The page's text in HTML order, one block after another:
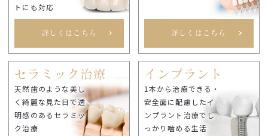
トにも対応
詳しくはこちら 詳しくはこちら
セラミック治療
天然歯のような美し
く綺麗な見た目で透
明感のあるセラミッ
ク治療
インプラント
1本から治療できる・
安全面に配慮したイ
ンプラント治療でし
っかり噛める生活